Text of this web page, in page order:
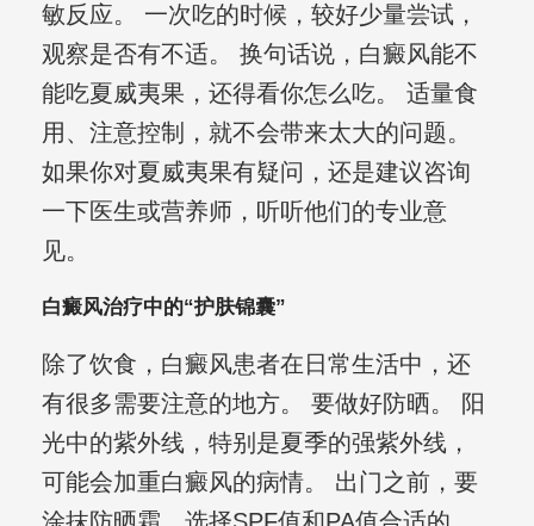
敏反应。 一次吃的时候，较好少量尝试，
观察是否有不适。 换句话说，白癜风能不
能吃夏威夷果，还得看你怎么吃。 适量食
用、注意控制，就不会带来太大的问题。
如果你对夏威夷果有疑问，还是建议咨询
一下医生或营养师，听听他们的专业意
见。
白癜风治疗中的“护肤锦囊”
除了饮食，白癜风患者在日常生活中，还
有很多需要注意的地方。 要做好防晒。 阳
光中的紫外线，特别是夏季的强紫外线，
可能会加重白癜风的病情。 出门之前，要